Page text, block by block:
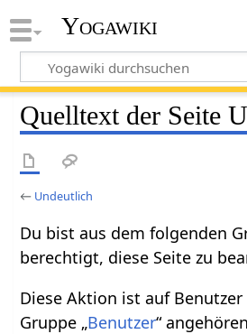
Yogawiki
Quelltext der Seite
← Undeutlich
Du bist aus dem folgenden
berechtigt, diese Seite zu
Diese Aktion ist auf
Gruppe „Benutzer“